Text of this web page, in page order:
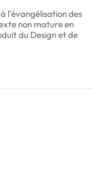
l'évangélisation des
non mature en
du Design et de